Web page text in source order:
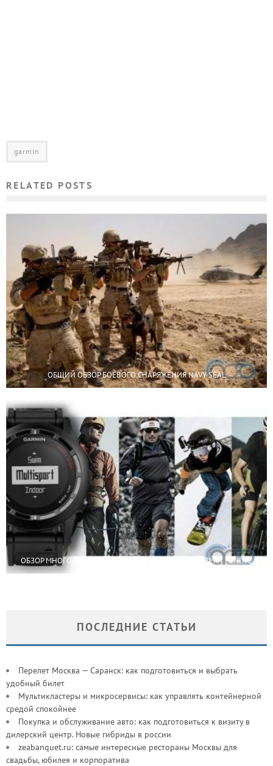
garmin
RELATED POSTS
ОБЩИЙ ОБЗОР БОЕВОГО СНАРЯЖЕНИЯ NAVY SEAL
ОБЗОР МНОГОФУНКЦИОНАЛЬНЫХ GPS – ЧАСОВ GARMIN FENIX 2
ПОСЛЕДНИЕ СТАТЬИ
Перелет Москва — Саранск: как подготовиться и выбрать
удобный билет
Мультикластеры и микросервисы: как управлять контейнерной
средой спокойнее
Покупка и обслуживание авто: как подготовиться к визиту в
дилерский центр. Новые гибриды в россии
zeabanquet.ru: самые интересные рестораны Москвы для
свадьбы, юбилея и корпоратива